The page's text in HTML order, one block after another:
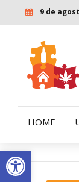
Open toolbar
9 de
HOME